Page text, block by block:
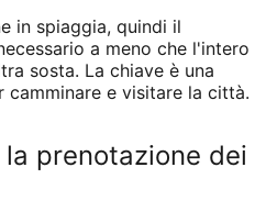
in spiaggia, quindi il
a meno che l'intero
sosta. La chiave è una
camminare e visitare la città.
prenotazione dei